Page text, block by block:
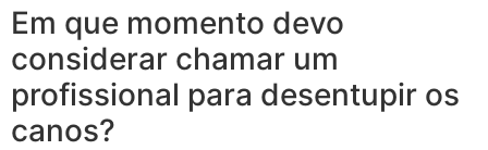
Em que momento devo
considerar chamar um
profissional para desentupir os
canos?